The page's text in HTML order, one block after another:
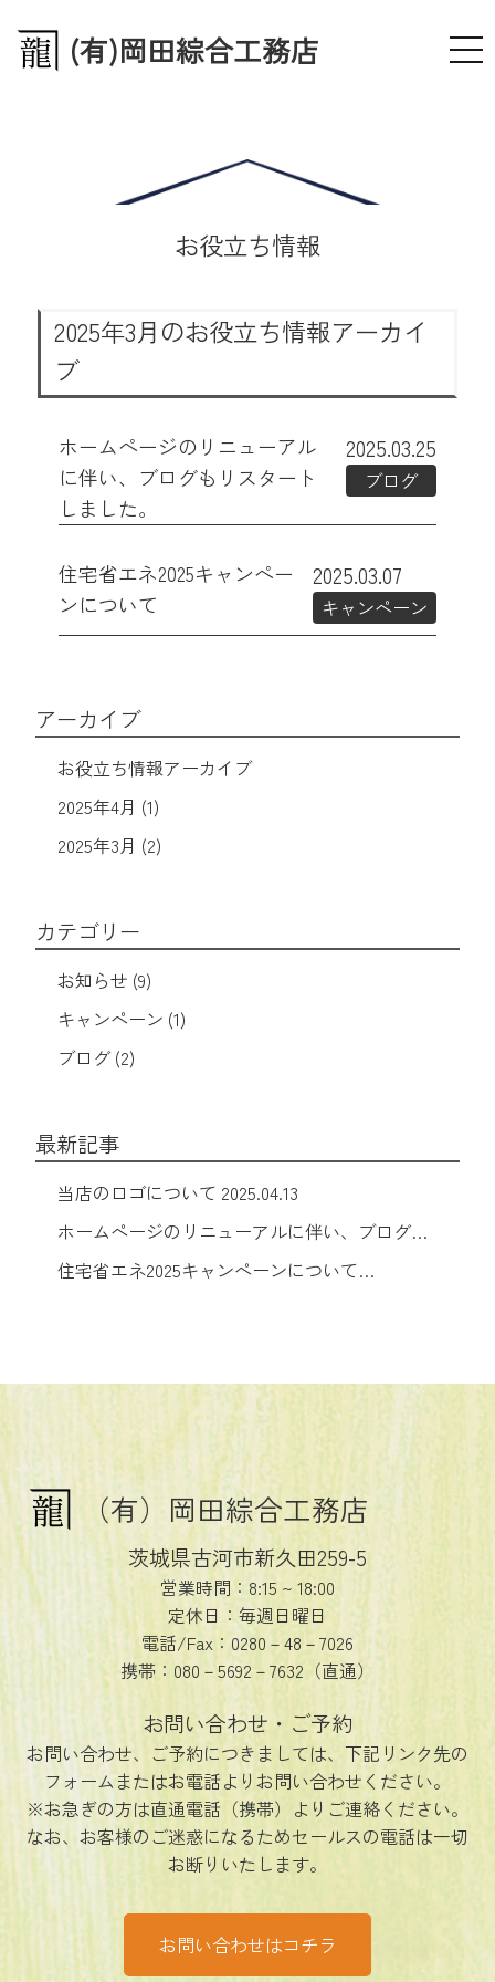
(有)岡田綜合工務店
お役立ち情報
2025年3月のお役立ち情報アーカイ
ブ
ホームページのリニューアル
に伴い、ブログもリスタート
しました。
2025.03.25
ブログ
住宅省エネ2025キャンペー
ンについて
2025.03.07
キャンペーン
アーカイブ
お役立ち情報アーカイブ
2025年4月 (1)
2025年3月 (2)
カテゴリー
お知らせ (9)
キャンペーン (1)
ブログ (2)
最新記事
当店のロゴについて 2025.04.13
ホームページのリニューアルに伴い、ブログも
リスタートしました。
2025.03.25
住宅省エネ2025キャンペーンについて
（有）岡田綜合工務店
茨城県古河市新久田259-5
営業時間：8:15 ~ 18:00
定休日：毎週日曜日
電話/Fax：0280－48－7026
携帯：080－5692－7632（直通）
お問い合わせ・ご予約
お問い合わせ、ご予約につきましては、下記リンク先の
フォームまたはお電話よりお問い合わせください。
※お急ぎの方は直通電話（携帯）よりご連絡ください。
なお、お客様のご迷惑になるためセールスの電話は一切
お断りいたします。
お問い合わせはコチラ